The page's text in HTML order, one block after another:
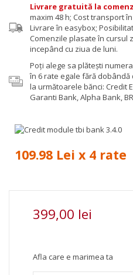
Livrare gratuită la
maxim 48 h; Cost transport
Livrare în easybox;
Comenzile plasate în cursul
incepând cu ziua de luni.
Poţi alege sa plăteşti
în 6 rate egale fără
la următoarele bănci: Credit
Garanti Bank, Alpha Bank,
109.98 Lei x 4 rate
399,00 lei
Afla care e marimea ta